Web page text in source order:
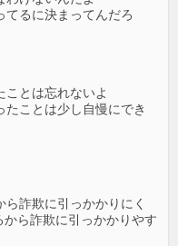
てるに決まってんだろ
ことは忘れないよ
ことは少し自慢にでき
ら詐欺に引っかかりにく
ら詐欺に引っかかりやす